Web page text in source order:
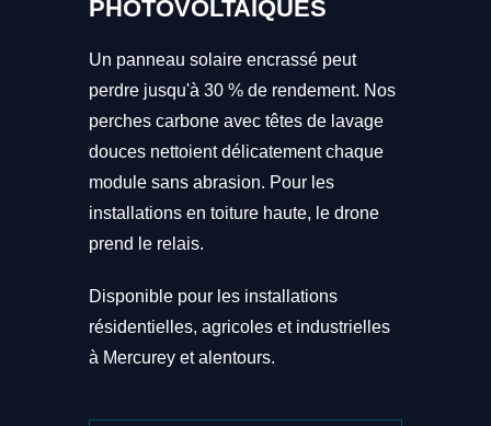
PHOTOVOLTAÏQUES
Un panneau solaire encrassé peut
perdre jusqu'à 30 % de rendement. Nos
perches carbone avec têtes de lavage
douces nettoient délicatement chaque
module sans abrasion. Pour les
installations en toiture haute, le drone
prend le relais.
Disponible pour les installations
résidentielles, agricoles et industrielles
à Mercurey et alentours.